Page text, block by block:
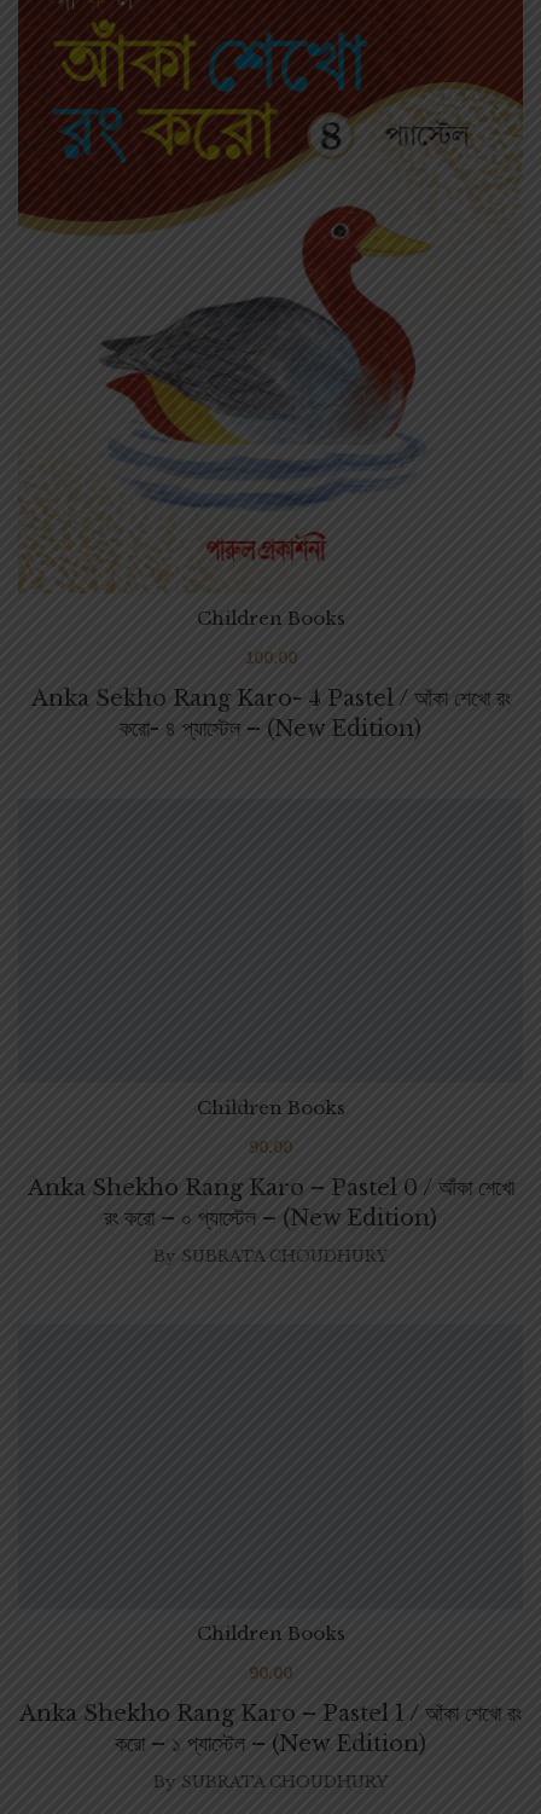
Anka Sekho Rang Karo- 4 Pastel / আঁকা শেখো রং
করো- ৪ প্যাস্টেল – (New Edition)
Children Books
100.00
Anka Shekho Rang Karo – Pastel 0 / আঁকা শেখো
রং করো – ০ প্যাস্টেল – (New Edition)
Children Books
90.00
By SUBRATA CHOUDHURY
Anka Shekho Rang Karo – Pastel 1 / আঁকা শেখো রং
করো – ১ প্যাস্টেল – (New Edition)
Children Books
90.00
By SUBRATA CHOUDHURY